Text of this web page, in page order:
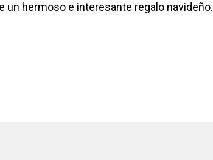
un hermoso e interesante regalo navideño.